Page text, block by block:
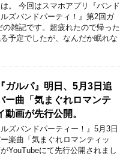
。 今回はスマホアプリ『バンド
ズバンドパーティ！』第2回ガ
の雑記です。超疲れたので帰った
予定でしたが、なんだか眠れな
ガルパ』明日、5月3日追
ー曲「気まぐれロマンテ
動画が先行公開。
ルズバンドパーティー！』5月3日
楽曲「気まぐれロマンティッ
YouTubeにて先行公開されまし